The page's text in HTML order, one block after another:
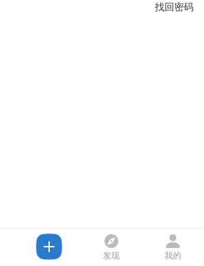
找回密码
发现 我的